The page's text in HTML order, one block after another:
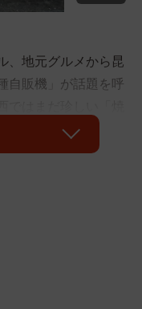
、地元グルメから昆
自販機」が話題を呼